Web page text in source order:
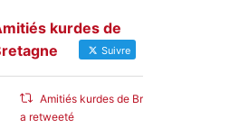
kurdes de
Suivre
Amitiés kurdes de Bretagne
a retweeté